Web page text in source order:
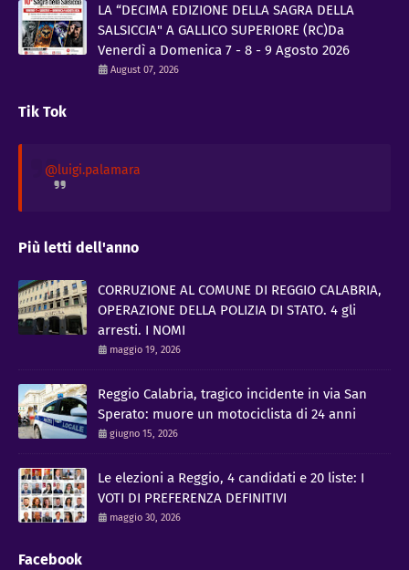
LA “DECIMA EDIZIONE DELLA SAGRA DELLA
SALSICCIA" A GALLICO SUPERIORE (RC)Da
Venerdì a Domenica 7 - 8 - 9 Agosto 2026
August 07, 2026
Tik Tok
@luigi.palamara
Più letti dell'anno
CORRUZIONE AL COMUNE DI REGGIO CALABRIA,
OPERAZIONE DELLA POLIZIA DI STATO. 4 gli
arresti. I NOMI
maggio 19, 2026
Reggio Calabria, tragico incidente in via San
Sperato: muore un motociclista di 24 anni
giugno 15, 2026
Le elezioni a Reggio, 4 candidati e 20 liste: I
VOTI DI PREFERENZA DEFINITIVI
maggio 30, 2026
Facebook